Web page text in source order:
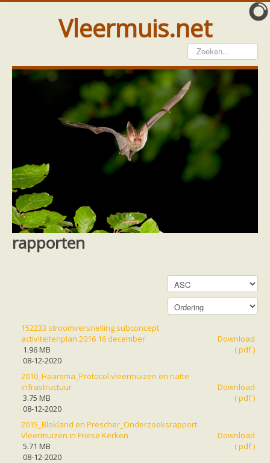
Vleermuis.net
Vleermuis gezien
Waarneming doorgeven
Wat doen wij met meldingen
Telinstructie
Waarnemingen doorgeven elders
Hulp
Vleermuis gevonden
Vanginstructie
Hulp per email
Hulp per provincie
Drenthe
Gelderland
Groningen
Utrecht
Zeeland
Vleermuizen en ziektes
Soortbescherming
Gebiedsbescherming
Vleermuisprotocol
Knelpunten in vleermuisbescherming
Vleermuis advies en onderzoekbureaus
Doe mee
vleermuiskasten kopen/ ophangen
Home Meer weten Overige publicaties
rapporten
152233 stroomversnelling subconcept
activiteitenplan 2016 16 december
1.96 MB
08-12-2020
Download
( pdf )
2010_Haarsma_Protocol vleermuizen en natte
infrastructuur
3.75 MB
08-12-2020
Download
( pdf )
2015_Blokland en Prescher_Onderzoeksrapport
Vleermuizen in Friese Kerken
5.71 MB
08-12-2020
Download
( pdf )